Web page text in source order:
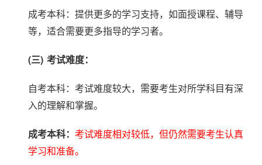
成考本科：提供更多的学习支持，如面授课程、辅导
等，适合需要更多指导的学习者。
(三) 考试难度：
自考本科：考试难度较大，需要考生对所学科目有深
入的理解和掌握。
成考本科： 考试难度相对较低，但仍然需要考生认真
学习和准备。